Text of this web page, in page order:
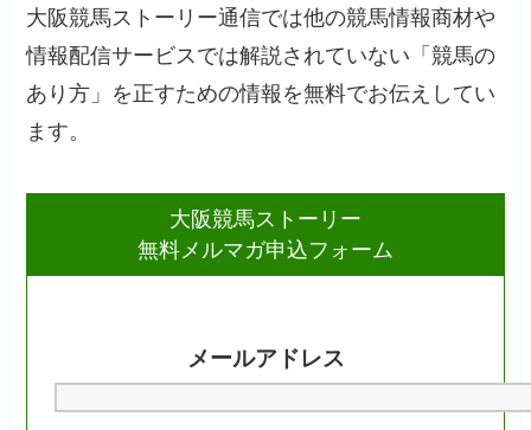
大阪競馬ストーリー通信では他の競馬情報商材や
情報配信サービスでは解説されていない「競馬の
あり方」を正すための情報を無料でお伝えしてい
ます。
大阪競馬ストーリー
無料メルマガ申込フォーム
メールアドレス